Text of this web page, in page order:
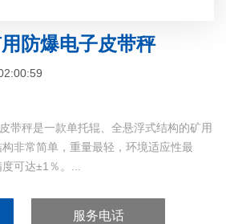
防爆电子皮带秤
带秤是一款单托辊、全悬浮式结构的矿用
非常简单，重量最轻，环境适应性最
可达±1％。...
服务电话